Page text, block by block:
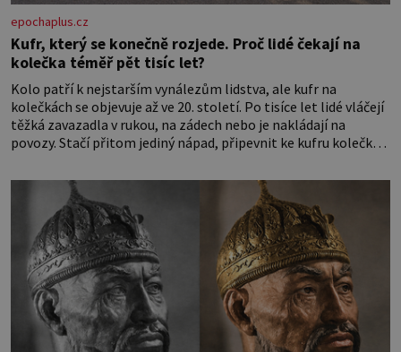
epochaplus.cz
Kufr, který se konečně rozjede. Proč lidé čekají na
kolečka téměř pět tisíc let?
Kolo patří k nejstarším vynálezům lidstva, ale kufr na
kolečkách se objevuje až ve 20. století. Po tisíce let lidé vláčejí
těžká zavazadla v rukou, na zádech nebo je nakládají na
povozy. Stačí přitom jediný nápad, připevnit ke kufru kolečka.
letišti ozve věta, která změní